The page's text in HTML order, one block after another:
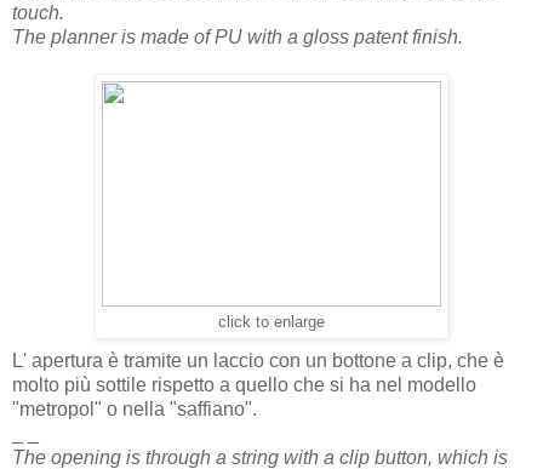
touch.
The planner is made of PU with a gloss patent finish.
click to enlarge
L' apertura è tramite un laccio con un bottone a clip, che è
molto più sottile rispetto a quello che si ha nel modello
"metropol" o nella "saffiano".
The opening is through a string with a clip button, which is